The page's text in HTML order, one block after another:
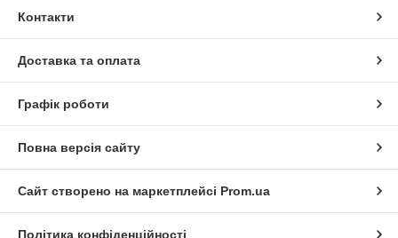
Контакти
Доставка та оплата
Графік роботи
Повна версія сайту
Сайт створено на маркетплейсі Prom.ua
Політика конфіденційності